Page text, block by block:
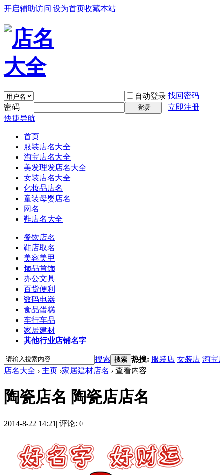
开启辅助访问 设为首页收藏本站
自动登录 找回密码
密码
登录
立即注册
快捷导航
首页
服装店名大全
淘宝店名大全
美发理发店名大全
女装店名大全
化妆品店名
童装母婴店名
网名
鞋店名大全
餐饮店名
鞋店取名
美容美甲
饰品首饰
办公文具
百货便利
数码电器
食品蛋糕
车行车品
家居建材
其他行业店铺名字
搜索 搜索 热搜: 服装店 女装店 淘宝
店名大全 › 主页 ›家居建材店名 › 查看内容
陶瓷店名 陶瓷店店名
2014-8-22 14:21 | 评论: 0